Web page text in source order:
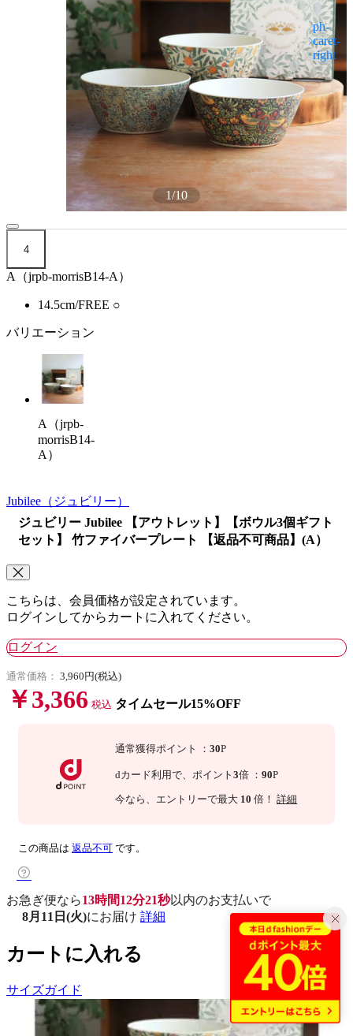
1/10
4
A（jrpb-morrisB14-A）
14.5cm/FREE ○
バリエーション
A（jrpb-
morrisB14-
A）
Jubilee （ジュビリー）
ジュビリー Jubilee 【アウトレット】【ボウル3個ギフト
セット】 竹ファイバープレート 【返品不可商品】(A）
こちらは、会員価格が設定されています。
ログインしてからカートに入れてください。
ログイン
通常価格： 3,960円(税込)
￥3,366 税込 タイムセール15%OFF
通常獲得ポイント ：30P
dカード利用で、ポイント3倍 ：90P
今なら 、エントリーで最大 10 倍！詳細
この商品は 返品不可 です。
お急ぎ便なら13時間12分20秒以内のお支払いで
8月11日(火)にお届け 詳細
カートに入れる
サイズガイド